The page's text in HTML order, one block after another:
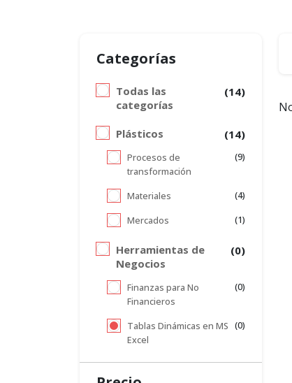
Categorías
Todas las
categorías
(14)
Plásticos (14)
Procesos de
transformación
(9)
Materiales (4)
Mercados (1)
Herramientas de
Negocios
(0)
Finanzas para No
Financieros
(0)
Tablas Dinámicas en MS
Excel
(0)